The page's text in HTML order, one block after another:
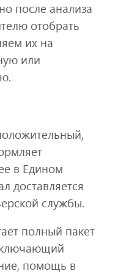
после анализа
отобрать
их на
или
в Едином
доставляется
службы.
полный пакет
помощь в